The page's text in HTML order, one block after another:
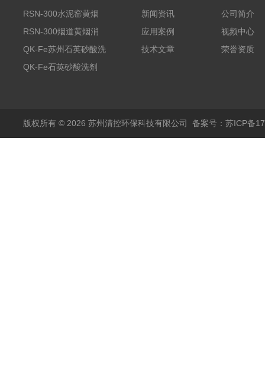
RSN-300水泥窑黄烟
消除剂
RSN-300烟道黄烟消
除剂销售
QK-Fe苏州石英砂酸洗
剂
QK-Fe石英砂酸洗剂
新闻资讯
应用案例
技术文章
公司简介
视频中心
荣誉资质
版权所有 © 2026 苏州清控环保科技有限公司 备案号：苏ICP备